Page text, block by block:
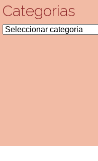
Categorias
Categorias